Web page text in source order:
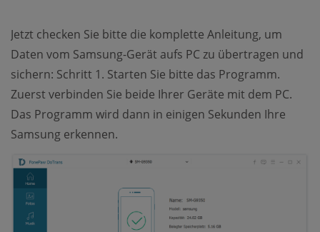
Jetzt checken Sie bitte die komplette Anleitung, um
Daten vom Samsung-Gerät aufs PC zu übertragen und
sichern: Schritt 1. Starten Sie bitte das Programm.
Zuerst verbinden Sie beide Ihrer Geräte mit dem PC.
Das Programm wird dann in einigen Sekunden Ihre
Samsung erkennen.